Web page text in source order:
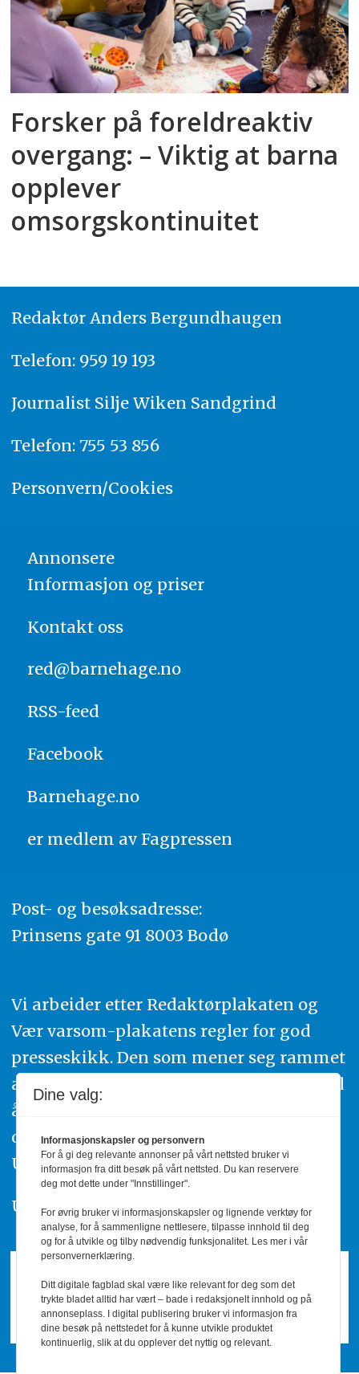
Forsker på foreldreaktiv
overgang: – Viktig at barna
opplever
omsorgskontinuitet
Redaktør Anders Bergundhaugen
Telefon: 959 19 193
Journalist Silje Wiken Sandgrind
Telefon: 755 53 856
Personvern/Cookies
Annonsere
Informasjon og priser
Kontakt oss
red@barnehage.no
RSS-feed
Facebook
Barnehage.no
er medlem av Fagpressen
Post- og besøksadresse:
Prinsens gate 91 8003 Bodø
Vi arbeider etter Redaktørplakaten og
Vær varsom-plakatens regler for god
presseskikk. Den som mener seg rammet
av urettmessig publisering, oppfordres til
å ta kontakt med redaksjonen. Du kan
også klage inn saker til Pressens Faglige
Utvalg,www.pfu.no.
Utgiver: PBL
Dine valg:
Informasjonskapsler og personvern
For å gi deg relevante annonser på vårt nettsted bruker vi
informasjon fra ditt besøk på vårt nettsted. Du kan reservere
deg mot dette under "Innstillinger".
For øvrig bruker vi informasjonskapsler og lignende verktøy for
analyse, for å sammenligne nettlesere, tilpasse innhold til deg
og for å utvikle og tilby nødvendig funksjonalitet. Les mer i vår
personvernerklæring.
Ditt digitale fagblad skal være like relevant for deg som det
trykte bladet alltid har vært – bade i redaksjonelt innhold og på
annonseplass. I digital publisering bruker vi informasjon fra
dine besøk på nettstedet for å kunne utvikle produktet
kontinuerlig, slik at du opplever det nyttig og relevant.